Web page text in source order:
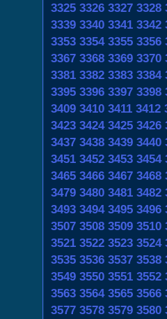
3325 3326 3327 3328
3339 3340 3341 3342
3353 3354 3355 3356
3367 3368 3369 3370
3381 3382 3383 3384
3395 3396 3397 3398
3409 3410 3411 3412
3423 3424 3425 3426
3437 3438 3439 3440
3451 3452 3453 3454
3465 3466 3467 3468
3479 3480 3481 3482
3493 3494 3495 3496
3507 3508 3509 3510
3521 3522 3523 3524
3535 3536 3537 3538
3549 3550 3551 3552
3563 3564 3565 3566
3577 3578 3579 3580